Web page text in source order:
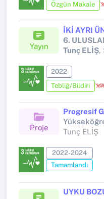
Özgün Makale
Yayın
Tunç ELİŞ,
2022
Tebliğ/Bildiri
Proje
Tunç ELİŞ
2022-2024
Tamamlandı